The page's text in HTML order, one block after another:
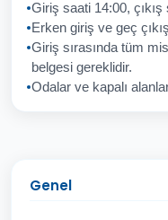
Giriş saati 14:00, çıkış
Erken giriş ve geç
Giriş sırasında tüm
belgesi gereklidir.
Odalar ve kapalı
Genel